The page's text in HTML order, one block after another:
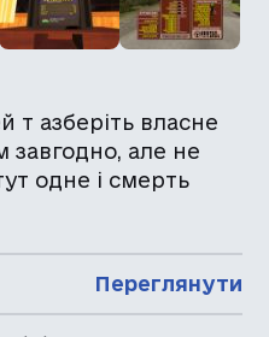
т азберіть власне
завгодно, але не
одне і смерть
Переглянути